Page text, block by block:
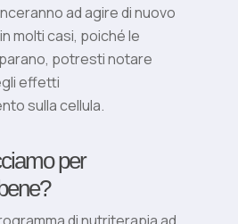
ad agire di nuovo
molti casi, poiché le
potresti notare
effetti
sulla cellula.
per